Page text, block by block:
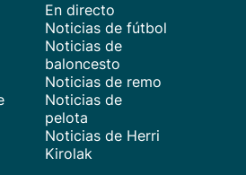
En directo
Noticias de fútbol
Noticias de
baloncesto
Noticias de remo
Noticias de
pelota
Noticias de Herri
Kirolak